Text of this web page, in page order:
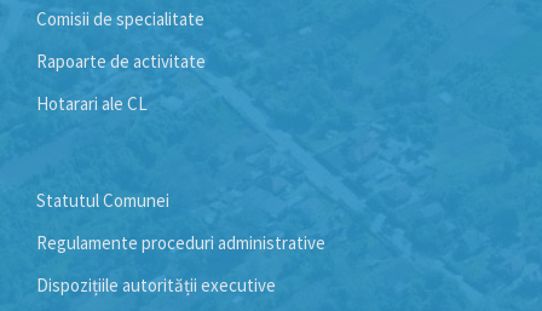
Comisii de specialitate
Rapoarte de activitate
Hotarari ale CL
Statutul Comunei
Regulamente proceduri administrative
Dispozițiile autorității executive